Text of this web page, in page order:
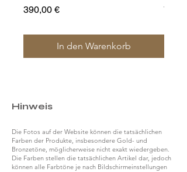
Preis
390,00 €
In den Warenkorb
Preis
Hinweis
Die Fotos auf der Website können die tatsächlichen
Farben der Produkte, insbesondere Gold- und
Bronzetöne, möglicherweise nicht exakt wiedergeben.
Die Farben stellen die tatsächlichen Artikel dar, jedoch
können alle Farbtöne je nach Bildschirmeinstellungen